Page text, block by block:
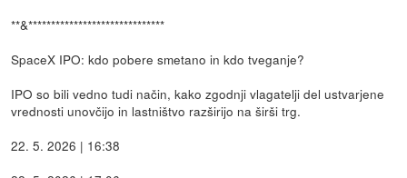
**&******************************
SpaceX IPO: kdo pobere smetano in kdo tveganje?
IPO so bili vedno tudi način, kako zgodnji vlagatelji del ustvarjene
vrednosti unovčijo in lastništvo razširijo na širši trg.
22. 5. 2026 | 16:38